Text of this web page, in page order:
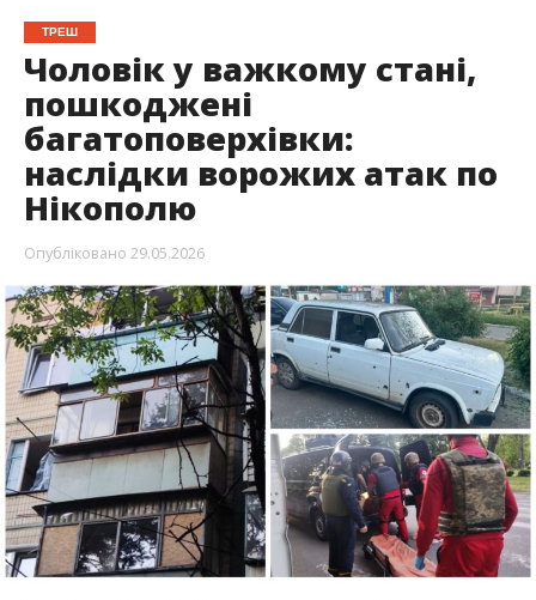
ТРЕШ
Чоловік у важкому стані,
пошкоджені
багатоповерхівки:
наслідки ворожих атак по
Нікополю
Опубліковано 29.05.2026